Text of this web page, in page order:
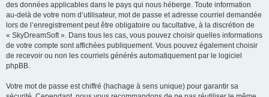
des données applicables dans le pays qui nous héberge. Toute information
au-delà de votre nom d’utilisateur, mot de passe et adresse courriel demandée
lors de l’enregistrement peut être obligatoire ou facultative, à la discrétion de
« SkyDreamSoft ». Dans tous les cas, vous pouvez choisir quelles informations
de votre compte sont affichées publiquement. Vous pouvez également choisir
de recevoir ou non les courriels générés automatiquement par le logiciel
phpBB.
Votre mot de passe est chiffré (hachage à sens unique) pour garantir sa